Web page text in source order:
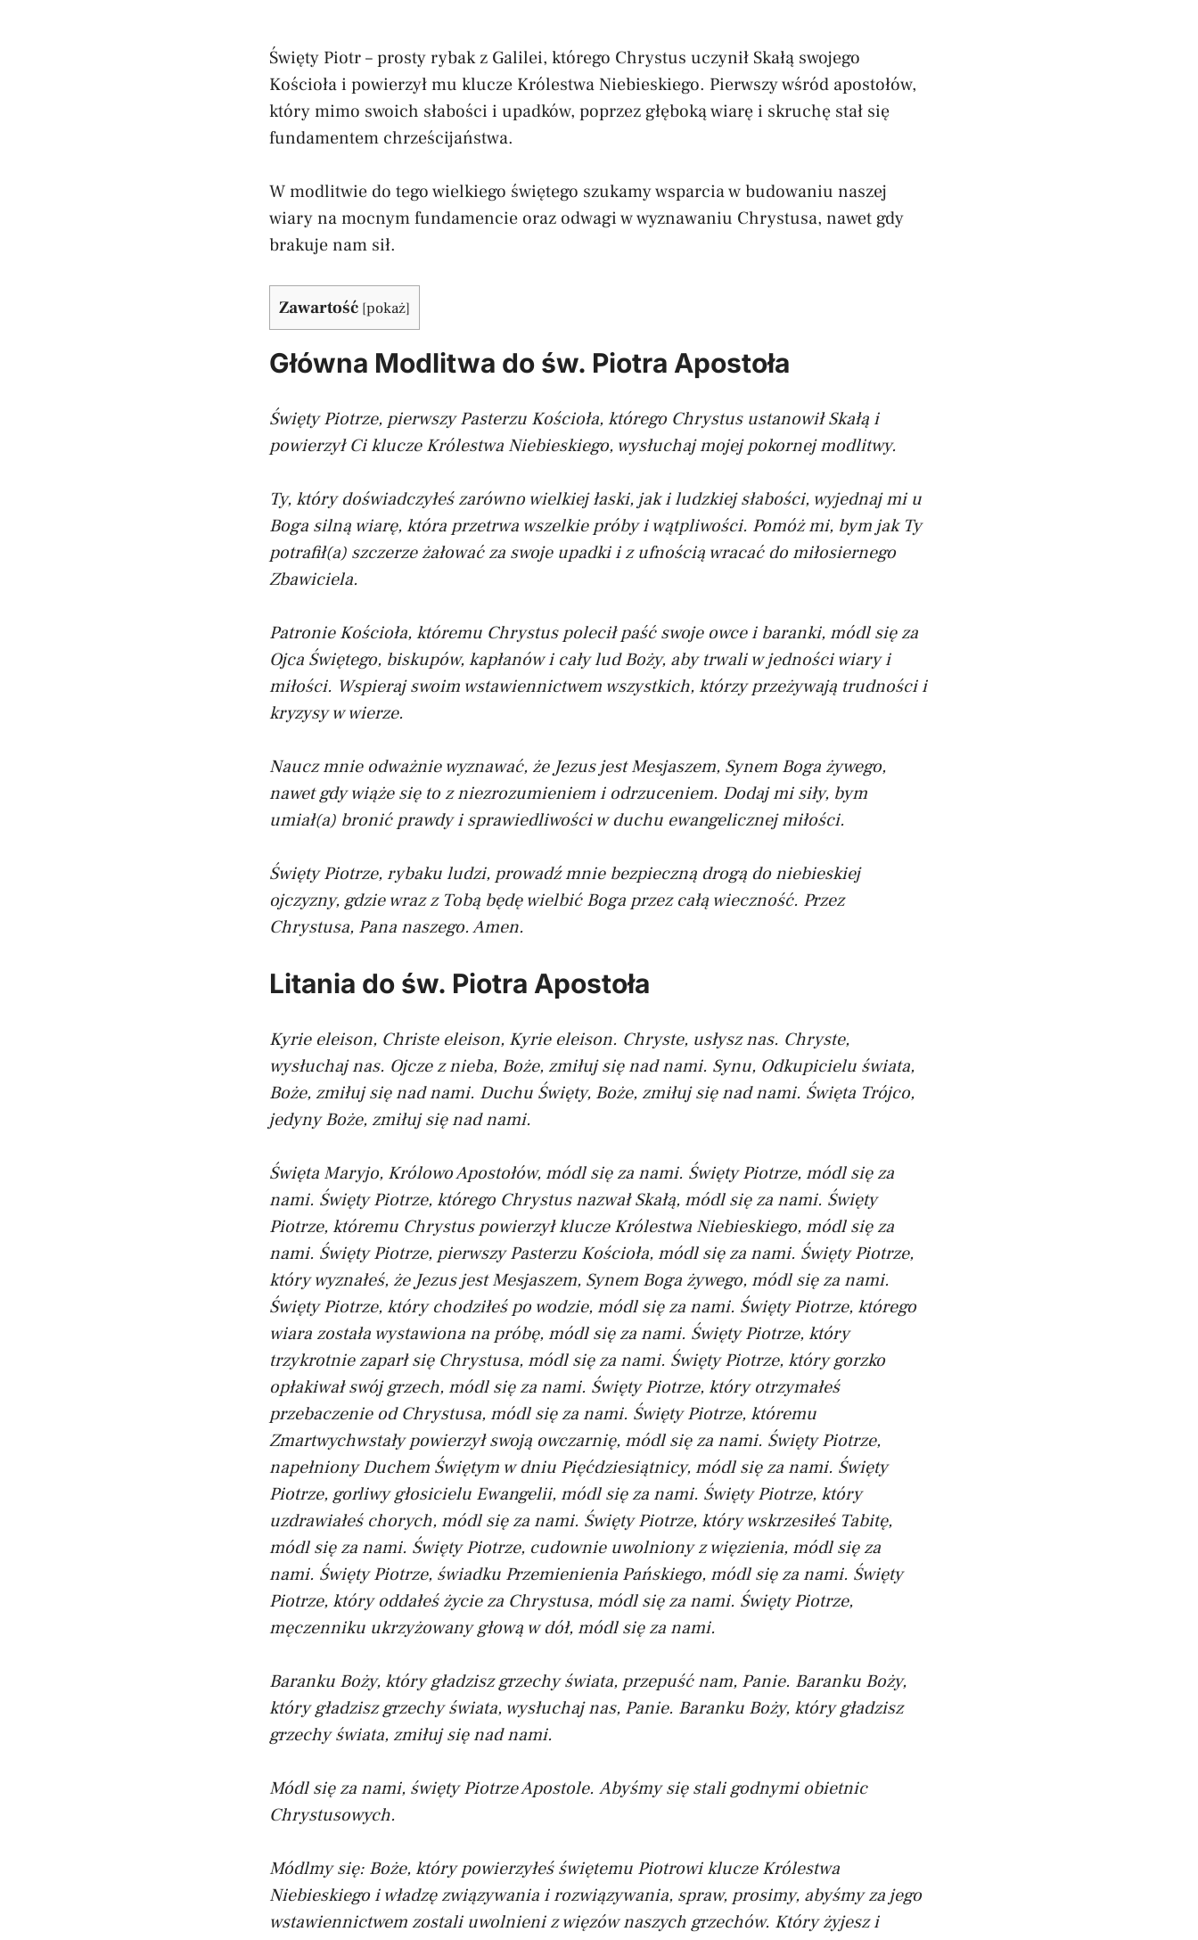
Święty Piotr – prosty rybak z Galilei, którego Chrystus uczynił Skałą swojego
Kościoła i powierzył mu klucze Królestwa Niebieskiego. Pierwszy wśród apostołów,
który mimo swoich słabości i upadków, poprzez głęboką wiarę i skruchę stał się
fundamentem chrześcijaństwa.
W modlitwie do tego wielkiego świętego szukamy wsparcia w budowaniu naszej
wiary na mocnym fundamencie oraz odwagi w wyznawaniu Chrystusa, nawet gdy
brakuje nam sił.
Zawartość [pokaż]
Główna Modlitwa do św. Piotra Apostoła
Święty Piotrze, pierwszy Pasterzu Kościoła, którego Chrystus ustanowił Skałą i
powierzył Ci klucze Królestwa Niebieskiego, wysłuchaj mojej pokornej modlitwy.
Ty, który doświadczyłeś zarówno wielkiej łaski, jak i ludzkiej słabości, wyjednaj mi u
Boga silną wiarę, która przetrwa wszelkie próby i wątpliwości. Pomóż mi, bym jak Ty
potrafił(a) szczerze żałować za swoje upadki i z ufnością wracać do miłosiernego
Zbawiciela.
Patronie Kościoła, któremu Chrystus polecił paść swoje owce i baranki, módl się za
Ojca Świętego, biskupów, kapłanów i cały lud Boży, aby trwali w jedności wiary i
miłości. Wspieraj swoim wstawiennictwem wszystkich, którzy przeżywają trudności i
kryzysy w wierze.
Naucz mnie odważnie wyznawać, że Jezus jest Mesjaszem, Synem Boga żywego,
nawet gdy wiąże się to z niezrozumieniem i odrzuceniem. Dodaj mi siły, bym
umiał(a) bronić prawdy i sprawiedliwości w duchu ewangelicznej miłości.
Święty Piotrze, rybaku ludzi, prowadź mnie bezpieczną drogą do niebieskiej
ojczyzny, gdzie wraz z Tobą będę wielbić Boga przez całą wieczność. Przez
Chrystusa, Pana naszego. Amen.
Litania do św. Piotra Apostoła
Kyrie eleison, Christe eleison, Kyrie eleison. Chryste, usłysz nas. Chryste,
wysłuchaj nas. Ojcze z nieba, Boże, zmiłuj się nad nami. Synu, Odkupicielu świata,
Boże, zmiłuj się nad nami. Duchu Święty, Boże, zmiłuj się nad nami. Święta Trójco,
jedyny Boże, zmiłuj się nad nami.
Święta Maryjo, Królowo Apostołów, módl się za nami. Święty Piotrze, módl się za
nami. Święty Piotrze, którego Chrystus nazwał Skałą, módl się za nami. Święty
Piotrze, któremu Chrystus powierzył klucze Królestwa Niebieskiego, módl się za
nami. Święty Piotrze, pierwszy Pasterzu Kościoła, módl się za nami. Święty Piotrze,
który wyznałeś, że Jezus jest Mesjaszem, Synem Boga żywego, módl się za nami.
Święty Piotrze, który chodziłeś po wodzie, módl się za nami. Święty Piotrze, którego
wiara została wystawiona na próbę, módl się za nami. Święty Piotrze, który
trzykrotnie zaparł się Chrystusa, módl się za nami. Święty Piotrze, który gorzko
opłakiwał swój grzech, módl się za nami. Święty Piotrze, który otrzymałeś
przebaczenie od Chrystusa, módl się za nami. Święty Piotrze, któremu
Zmartwychwstały powierzył swoją owczarnię, módl się za nami. Święty Piotrze,
napełniony Duchem Świętym w dniu Pięćdziesiątnicy, módl się za nami. Święty
Piotrze, gorliwy głosicielu Ewangelii, módl się za nami. Święty Piotrze, który
uzdrawiałeś chorych, módl się za nami. Święty Piotrze, który wskrzesiłeś Tabitę,
módl się za nami. Święty Piotrze, cudownie uwolniony z więzienia, módl się za
nami. Święty Piotrze, świadku Przemienienia Pańskiego, módl się za nami. Święty
Piotrze, który oddałeś życie za Chrystusa, módl się za nami. Święty Piotrze,
męczenniku ukrzyżowany głową w dół, módl się za nami.
Baranku Boży, który gładzisz grzechy świata, przepuść nam, Panie. Baranku Boży,
który gładzisz grzechy świata, wysłuchaj nas, Panie. Baranku Boży, który gładzisz
grzechy świata, zmiłuj się nad nami.
Módl się za nami, święty Piotrze Apostole. Abyśmy się stali godnymi obietnic
Chrystusowych.
Módlmy się: Boże, który powierzyłeś świętemu Piotrowi klucze Królestwa
Niebieskiego i władzę związywania i rozwiązywania, spraw, prosimy, abyśmy za jego
wstawiennictwem zostali uwolnieni z więzów naszych grzechów. Który żyjesz i